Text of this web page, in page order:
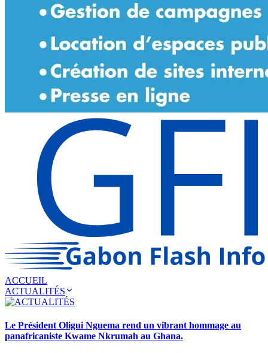
ACCUEIL
ACTUALITÉS
Le Président Oligui Nguema rend un vibrant hommage au
panafricaniste Kwame Nkrumah au Ghana.